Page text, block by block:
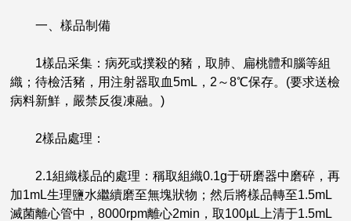
一、樣品制備
1樣品采集：病死或撲殺的豬，取肺、扁桃體和腦等組
織；待檢活豬，用注射器取血5mL，2～8℃保存。(要求送檢
病料新鮮，嚴禁反復凍融。)
2樣品處理：
2.1組織樣品的處理：稱取組織0.1g于研磨器中磨碎，再
加1mL生理鹽水繼續磨至無塊狀物；然后將樣品轉至1.5mL
滅菌離心管中，8000rpm離心2min，取100µL上清于1.5mL